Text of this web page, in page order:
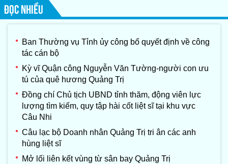
ĐỌC NHIỀU
Ban Thường vụ Tỉnh ủy công bố quyết định về công
tác cán bộ
Kỳ vĩ Quận công Nguyễn Văn Tường-người con ưu
tú của quê hương Quảng Trị
Đồng chí Chủ tịch UBND tỉnh thăm, động viên lực
lượng tìm kiếm, quy tập hài cốt liệt sĩ tại khu vực
Câu Nhi
Câu lạc bộ Doanh nhân Quảng Trị tri ân các anh
hùng liệt sĩ
Mở lối liên kết vùng từ sân bay Quảng Trị